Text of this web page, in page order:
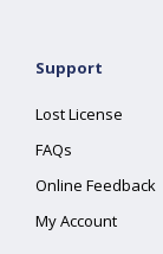
Support
Lost License
FAQs
Online Feedback
My Account